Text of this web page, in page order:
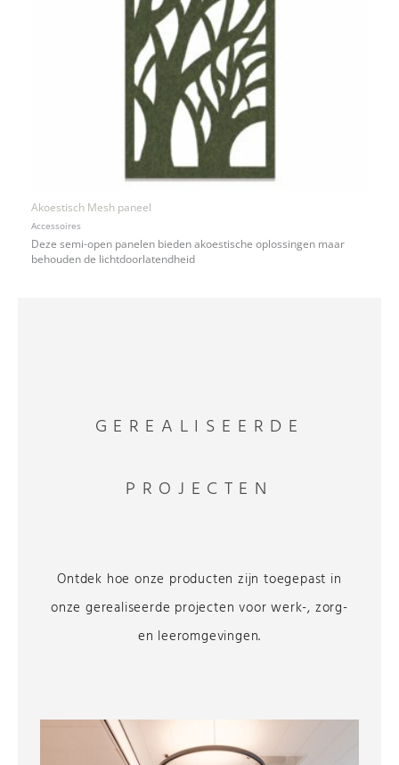
Akoestisch Mesh paneel
Accessoires
Deze semi-open panelen bieden akoestische oplossingen maar
behouden de lichtdoorlatendheid
GEREALISEERDE
PROJECTEN
Ontdek hoe onze producten zijn toegepast in
onze gerealiseerde projecten voor werk-, zorg-
en leeromgevingen.